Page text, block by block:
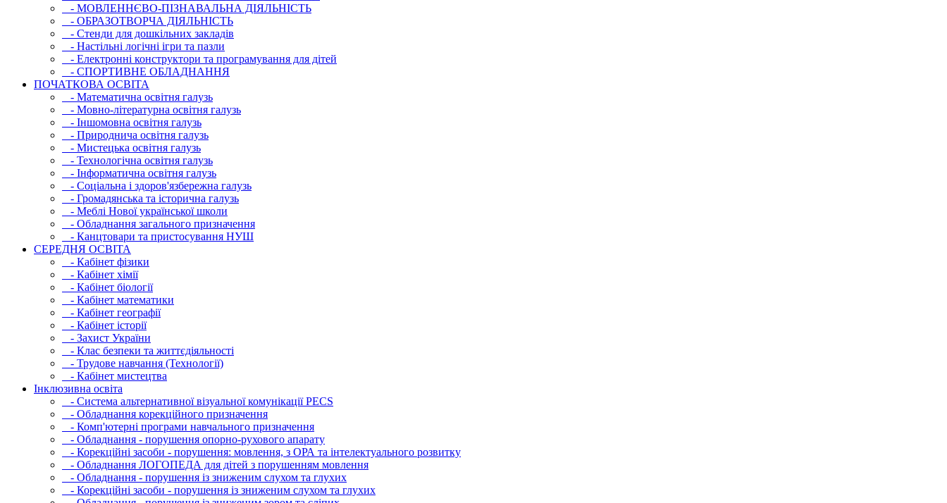
- МОВЛЕННЄВО-ПІЗНАВАЛЬНА ДІЯЛЬНІСТЬ
- ОБРАЗОТВОРЧА ДІЯЛЬНІСТЬ
- Стенди для дошкільних закладів
- Настільні логічні ігри та пазли
- Електронні конструктори та програмування для дітей
- СПОРТИВНЕ ОБЛАДНАННЯ
ПОЧАТКОВА ОСВIТА
- Математична освітня галузь
- Мовно-літературна освітня галузь
- Iншомовна освітня галузь
- Природнича освітня галузь
- Мистецька освітня галузь
- Технологічна освітня галузь
- Інфopматична освітня галузь
- Соціальна і здоров'язбережна галузь
- Громадянська та історична галузь
- Меблі Нової української школи
- Обладнання загального призначення
- Канцтовари та пристосування НУШ
СЕРЕДНЯ ОСВIТА
- Кабінет фізики
- Кабінет хімії
- Кабінет біології
- Кабінет математики
- Кабінет географії
- Кабінет історії
- Захист України
- Клас безпеки та життєдіяльності
- Трудове навчання (Технології)
- Кабінет мистецтва
Інклюзивна освіта
- Система альтернативної візуальної комунікації PECS
- Обладнання корекційного призначення
- Комп'ютерні програми навчального призначення
- Обладнання - порушення опорно-рухового апарату
- Корекційні засоби - порушення: мовлення, з ОРА та інтелектуального розвитку
- Обладнання ЛОГОПЕДА для дітей з порушенням мовлення
- Обладнання - порушення із зниженим слухом та глухих
- Корекційні засоби - порушення із зниженим слухом та глухих